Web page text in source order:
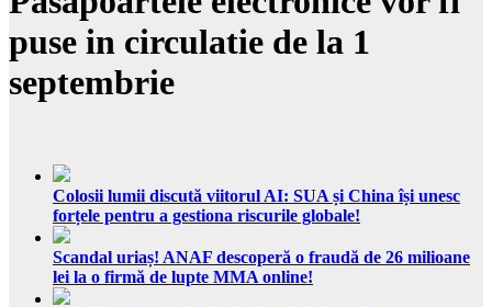
puse in circulatie de la 1
septembrie
Colosii lumii discută viitorul AI: SUA și China își unesc
forțele pentru a gestiona riscurile globale!
Scandal uriaș! ANAF descoperă o fraudă de 26 milioane
lei la o firmă de lupte MMA online!